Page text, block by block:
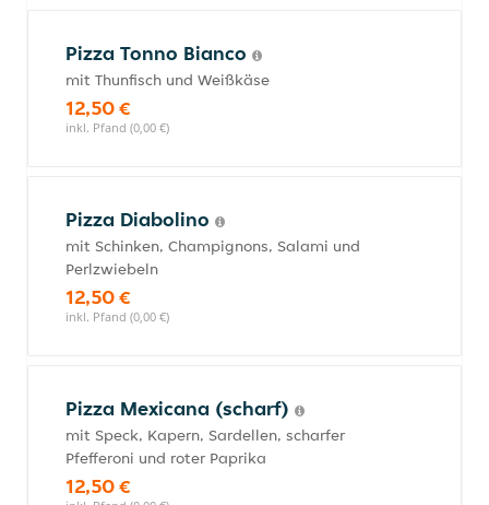
Pizza Tonno Bianco
mit Thunfisch und Weißkäse
12,50 €
inkl. Pfand (0,00 €)
Pizza Diabolino
mit Schinken, Champignons, Salami und
Perlzwiebeln
12,50 €
inkl. Pfand (0,00 €)
Pizza Mexicana (scharf)
mit Speck, Kapern, Sardellen, scharfer
Pfefferoni und roter Paprika
12,50 €